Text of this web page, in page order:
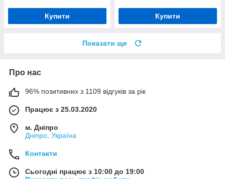
Купити Купити
Показати ще
Про нас
96% позитивних з 1109 відгуків за рік
Працює з 25.03.2020
м. Дніпро
Дніпро, Україна
Контакти
Сьогодні працює з 10:00 до 19:00